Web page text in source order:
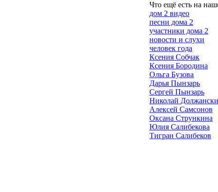
Что ещё есть на
дом 2 видео
песни дома 2
участники дома 2
новости и слухи
человек года
Ксения Собчак
Ксения Бородина
Ольга Бузова
Дарья Пынзарь
Сергей Пынзарь
Николай
Алексей Самсонов
Оксана Стрункина
Юлия Салибекова
Тигран Салибеков